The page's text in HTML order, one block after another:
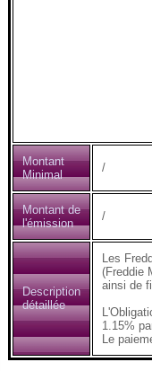
Montant
Minimal
/
Montant de
l'émission
/
Description
détaillée
Les
(Freddie
ainsi de
1.15%
Le